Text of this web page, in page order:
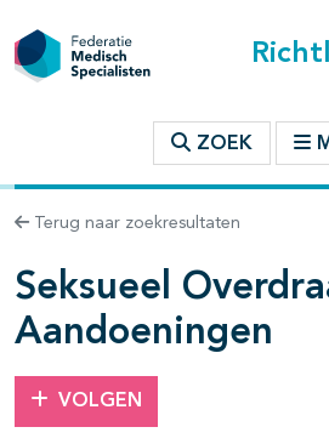
ZOEK
Terug naar zoekresultaten
Seksueel
Aandoeningen
VOLGEN
binnen deze richtlijn